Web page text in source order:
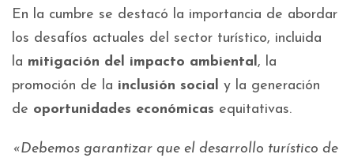
En la cumbre se destacó la importancia de abordar
los desafíos actuales del sector turístico, incluida
la mitigación del impacto ambiental, la
promoción de la inclusión social y la generación
de oportunidades económicas equitativas.
«Debemos garantizar que el desarrollo turístico de